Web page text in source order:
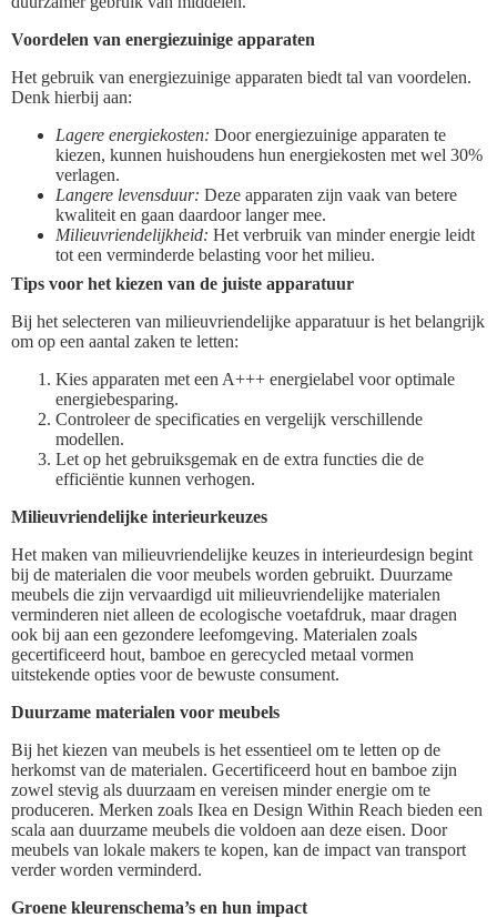
Voordelen van energiezuinige apparaten
Het gebruik van energiezuinige apparaten biedt tal van voordelen.
Denk hierbij aan:
Lagere energiekosten: Door energiezuinige apparaten te
kiezen, kunnen huishoudens hun energiekosten met wel 30%
verlagen.
Langere levensduur: Deze apparaten zijn vaak van betere
kwaliteit en gaan daardoor langer mee.
Milieuvriendelijkheid: Het verbruik van minder energie leidt
tot een verminderde belasting voor het milieu.
Tips voor het kiezen van de juiste apparatuur
Bij het selecteren van milieuvriendelijke apparatuur is het belangrijk
om op een aantal zaken te letten:
Kies apparaten met een A+++ energielabel voor optimale
energiebesparing.
Controleer de specificaties en vergelijk verschillende
modellen.
Let op het gebruiksgemak en de extra functies die de
efficiëntie kunnen verhogen.
Milieuvriendelijke interieurkeuzes
Het maken van milieuvriendelijke keuzes in interieurdesign begint
bij de materialen die voor meubels worden gebruikt. Duurzame
meubels die zijn vervaardigd uit milieuvriendelijke materialen
verminderen niet alleen de ecologische voetafdruk, maar dragen
ook bij aan een gezondere leefomgeving. Materialen zoals
gecertificeerd hout, bamboe en gerecycled metaal vormen
uitstekende opties voor de bewuste consument.
Duurzame materialen voor meubels
Bij het kiezen van meubels is het essentieel om te letten op de
herkomst van de materialen. Gecertificeerd hout en bamboe zijn
zowel stevig als duurzaam en vereisen minder energie om te
produceren. Merken zoals Ikea en Design Within Reach bieden een
scala aan duurzame meubels die voldoen aan deze eisen. Door
meubels van lokale makers te kopen, kan de impact van transport
verder worden verminderd.
Groene kleurenschema’s en hun impact